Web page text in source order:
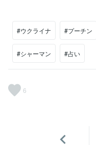
#ウクライナ #プーチン
#シャーマン #占い
6